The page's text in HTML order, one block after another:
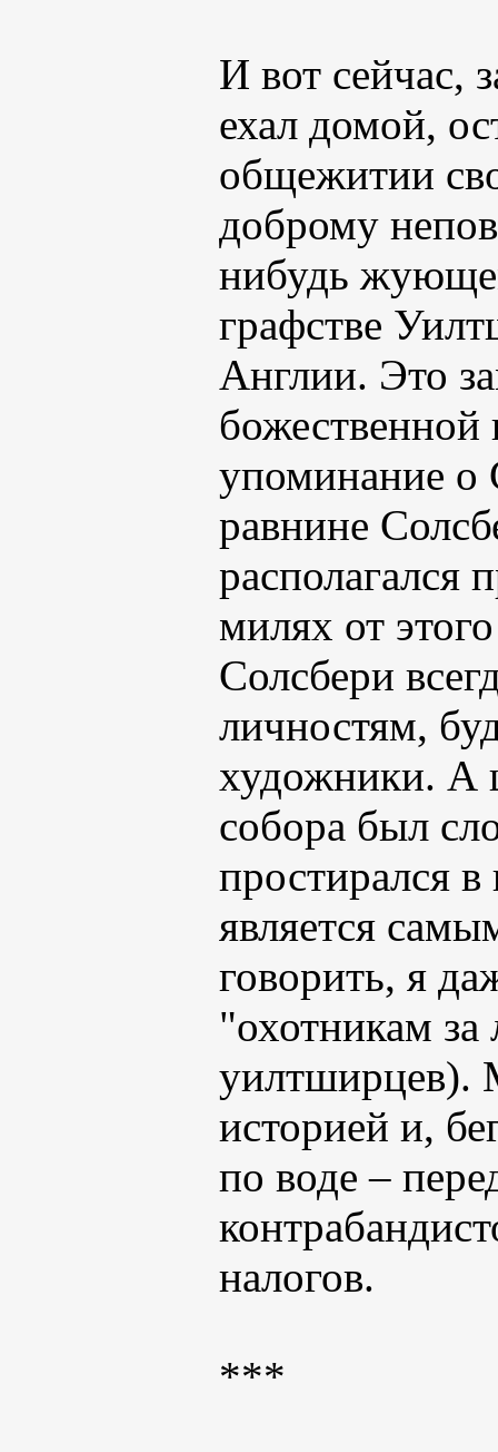
И вот сейчас,
ехал домой,
общежитии
доброму
нибудь
графстве
Англии. Это
божественной
упоминание о
равнине
располагался
милях от
Солсбери
личностям,
художники. А
собора был
простирался
является
говорить, я
"охотникам
уилтширцев).
историей и,
по воде –
налогов.
***